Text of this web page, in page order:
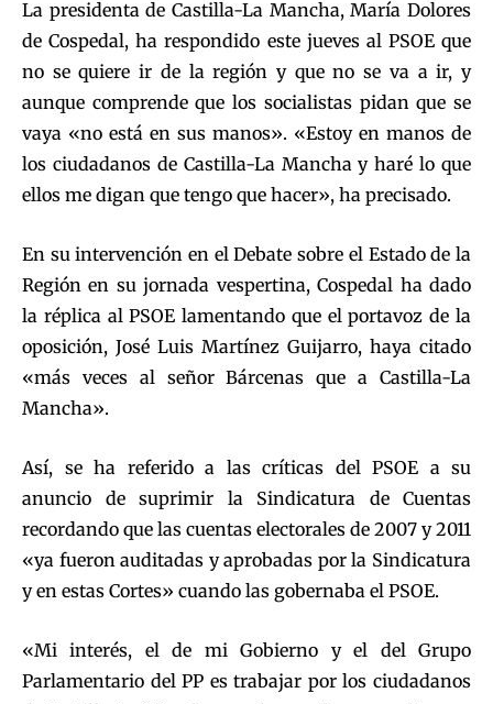
La presidenta de Castilla-La Mancha, María Dolores
de Cospedal, ha respondido este jueves al PSOE que
no se quiere ir de la región y que no se va a ir, y
aunque comprende que los socialistas pidan que se
vaya «no está en sus manos». «Estoy en manos de
los ciudadanos de Castilla-La Mancha y haré lo que
ellos me digan que tengo que hacer», ha precisado.
En su intervención en el Debate sobre el Estado de la
Región en su jornada vespertina, Cospedal ha dado
la réplica al PSOE lamentando que el portavoz de la
oposición, José Luis Martínez Guijarro, haya citado
«más veces al señor Bárcenas que a Castilla-La
Mancha».
Así, se ha referido a las críticas del PSOE a su
anuncio de suprimir la Sindicatura de Cuentas
recordando que las cuentas electorales de 2007 y 2011
«ya fueron auditadas y aprobadas por la Sindicatura
y en estas Cortes» cuando las gobernaba el PSOE.
«Mi interés, el de mi Gobierno y el del Grupo
Parlamentario del PP es trabajar por los ciudadanos